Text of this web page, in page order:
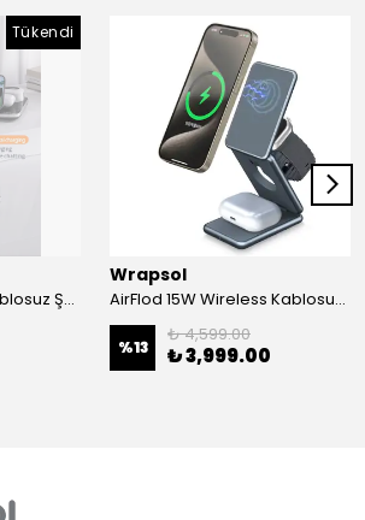
Tükendi
15W Hızlı Wireless Kablosuz Şarj Standı 4 in 1 Masaüstü İstasyon -iPhone-android-watch-airpods Uyumlu
Wrapsol
AirFlod 15W Wireless Kablosuz Şarj Standı Alüminyum Katlanabilir 3in1 iPhone-android-watch-airpods
%13
₺ 4,599.00
₺ 3,999.00